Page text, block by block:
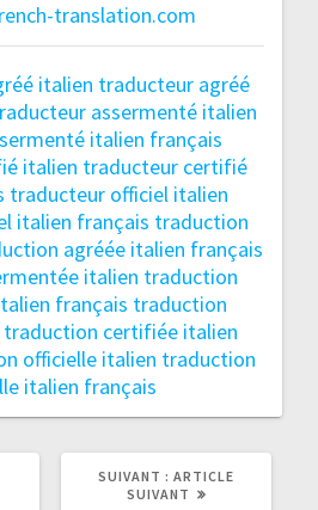
translation.com
italien traducteur agréé
assermenté italien
italien français
italien traducteur certifié
traducteur officiel italien
italien français traduction
agréée italien français
italien traduction
français traduction
traduction certifiée italien
officielle italien traduction
italien français
SUIVANT : ARTICLE
SUIVANT
ARTICLE
SUIVANT